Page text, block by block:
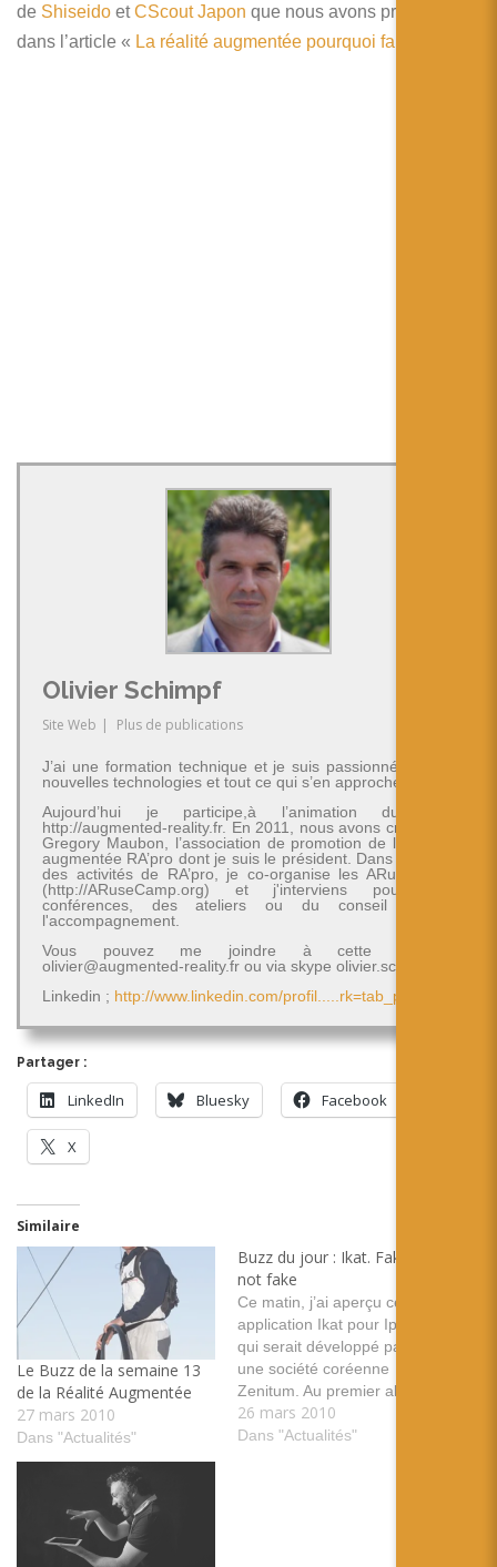
de Shiseido etCScout Japon que nous avons présenté
dans l’article « La réalité augmentée pourquoi faire?
Olivier Schimpf
Site Web | Plus de publications
J’ai une formation technique et je suis passionné par les
nouvelles technologies et tout ce qui s’en approche.
Aujourd’hui je participe,à l’animation du blog
http://augmented-reality.fr. En 2011, nous avons créé avec
Gregory Maubon, l’association de promotion de la réalité
augmentée RA’pro dont je suis le président. Dans le cadre
des activités de RA’pro, je co-organise les ARuseCamp
(http://ARuseCamp.org) et j'interviens pour des
conférences, des ateliers ou du conseil et de
l'accompagnement.
Vous pouvez me joindre à cette adresse
olivier@augmented-reality.fr ou via skype olivier.schimpf
Linkedin ; http://www.linkedin.com/profil.....rk=tab_pro
Partager :
LinkedIn Bluesky Facebook
X
Similaire
Le Buzz de la semaine 13
de la Réalité Augmentée
27 mars 2010
Dans "Actualités"
Buzz du jour : Ikat. Fake or
not fake
Ce matin, j’ai aperçu cette
application Ikat pour Iphone
qui serait développé par
une société coréenne
Zenitum. Au premier abord
j’ai trouvé l’application super
sympa, faire apparaître de
26 mars 2010
Dans "Actualités"